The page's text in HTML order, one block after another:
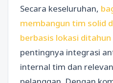
Secara keseluruhan,
membangun tim solid
berbasis lokasi ditahun
pentingnya integrasi
internal tim dan